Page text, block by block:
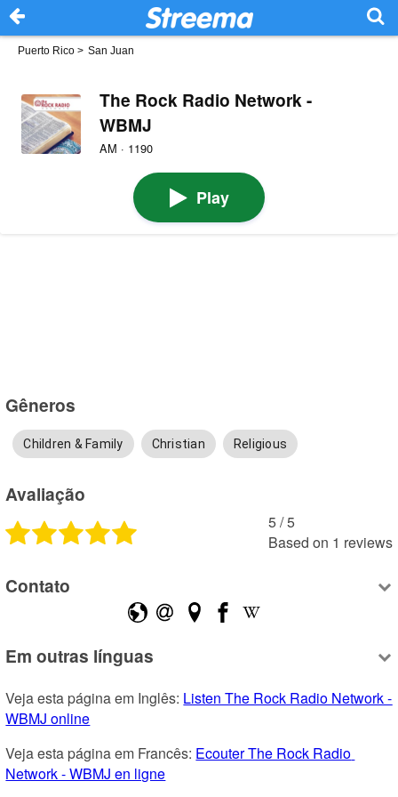
Puerto Rico > San Juan
The Rock Radio Network -
WBMJ
AM · 1190
Play
Gêneros
Children & Family Christian Religious
Avaliação
5 /5
Based on 1 reviews
Contato
Em outras línguas
Veja esta página em Inglês: Listen The Rock Radio Network -
WBMJ online
Veja esta página em Francês: Ecouter The Rock Radio
Network - WBMJ en ligne